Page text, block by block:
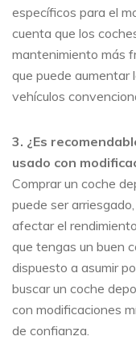
específicos para el
cuenta que los
mantenimiento más
que puede aumentar
vehículos
3. ¿Es
usado con
Comprar un coche
puede ser
afectar el
que tengas un buen
dispuesto a asumir
buscar un coche
con modificaciones
de confianza.